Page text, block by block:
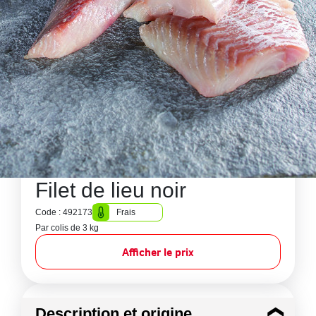
Filet de lieu noir
Code : 492173
Frais
Par colis de 3 kg
Afficher le prix